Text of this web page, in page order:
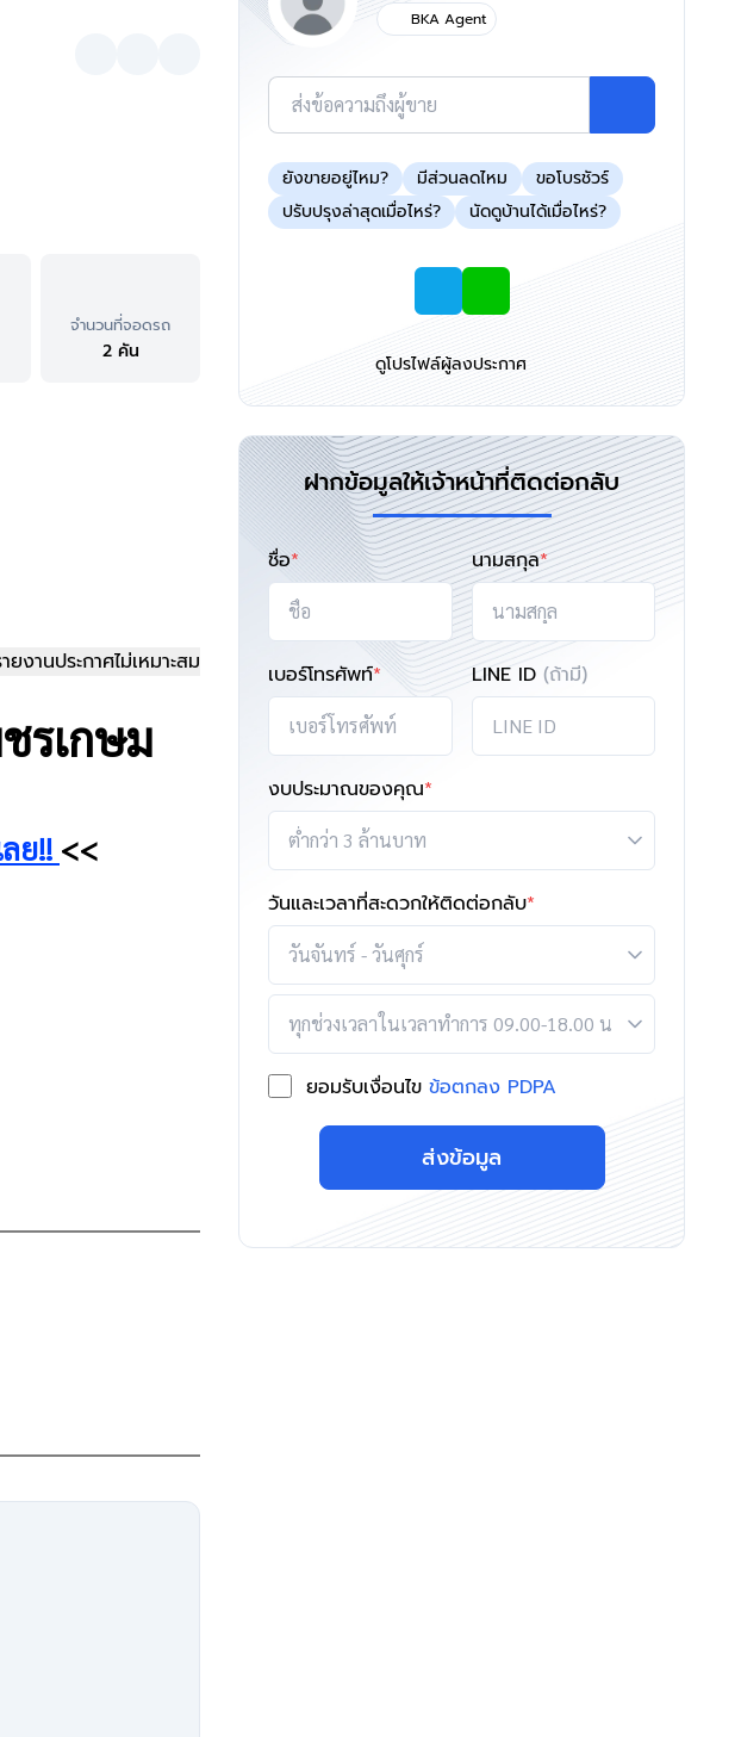
จำนวนที่จอดรถ
2 คัน
ยงานประกาศไม่เหมาะสม
รเกษม
ย!! <<
BKA Agent
ส่งข้อความถึงผู้ขาย
ยังขายอยู่ไหม? มีส่วนลดไหม
ขอโบรชัวร์
ปรับปรุงล่าสุดเมื่อไหร่?
นัดดูบ้านได้เมื่อไหร่?
ดูโปรไฟล์ผู้ลงประกาศ
ฝากข้อมูลให้เจ้าหน้าที่ติดต่อกลับ
ชื่อ* นามสกุล*
เบอร์โทรศัพท์* LINE ID (ถ้ามี)
งบประมาณของคุณ*
วันและเวลาที่สะดวกให้ติดต่อกลับ*
ยอมรับเงื่อนไข ข้อตกลง PDPA
ส่งข้อมูล